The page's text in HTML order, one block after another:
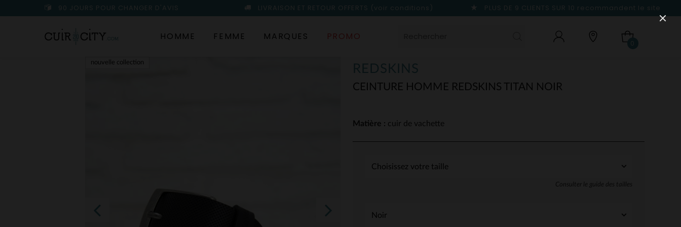
90 JOURS POUR CHANGER D'AVIS LIVRAISON ET RETOUR OFFERTS (voir conditions) PLUS DE 9 CLIENTS SUR 10 recommandent le site
HOMME FEMME MARQUES PROMO
0
REDSKINS
CEINTURE HOMME REDSKINS TITAN NOIR
nouvelle collection
Matière : cuir de vachette
Consulter le guide des tailles